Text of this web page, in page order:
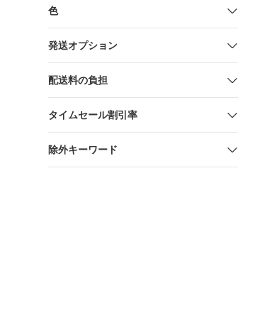
色
発送オプション
配送料の負担
タイムセール割引率
除外キーワード